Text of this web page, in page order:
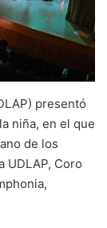
presentó
niña, en el que
de los
UDLAP, Coro